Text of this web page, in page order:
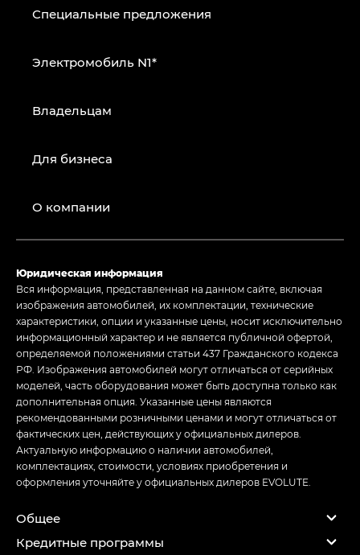
Специальные предложения
Электромобиль N1*
Владельцам
Для бизнеса
О компании
Юридическая информация
Вся информация, представленная на данном сайте, включая
изображения автомобилей, их комплектации, технические
характеристики, опции и указанные цены, носит исключительно
информационный характер и не является публичной офертой,
определяемой положениями статьи 437 Гражданского кодекса
РФ. Изображения автомобилей могут отличаться от серийных
моделей, часть оборудования может быть доступна только как
дополнительная опция. Указанные цены являются
рекомендованными розничными ценами и могут отличаться от
фактических цен, действующих у официальных дилеров.
Актуальную информацию о наличии автомобилей,
комплектациях, стоимости, условиях приобретения и
оформления уточняйте у официальных дилеров EVOLUTE.
Общее
Кредитные программы